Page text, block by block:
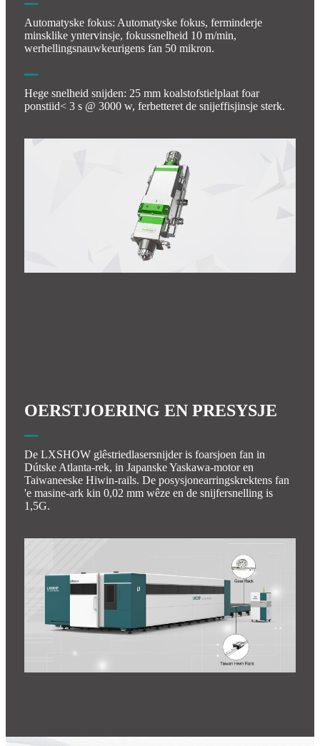
Automatyske fokus: Automatyske fokus, ferminderje
minsklike yntervinsje, fokussnelheid 10 m/min,
werhellingsnauwkeurigens fan 50 mikron.
Hege snelheid snijden: 25 mm koalstofstielplaat foar
ponstiid< 3 s @ 3000 w, ferbetteret de snijeffisjinsje sterk.
OERSTJOERING EN PRESYSJE
De LXSHOW glêstriedlasersnijder is foarsjoen fan in
Dútske Atlanta-rek, in Japanske Yaskawa-motor en
Taiwaneeske Hiwin-rails. De posysjonearringskrektens fan
'e masine-ark kin 0,02 mm wêze en de snijfersnelling is
1,5G.